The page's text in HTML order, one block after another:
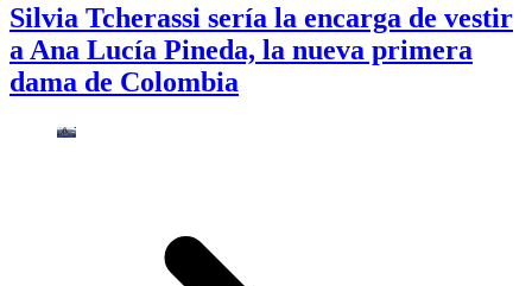
Silvia Tcherassi sería la encarga de vestir
a Ana Lucía Pineda, la nueva primera
dama de Colombia